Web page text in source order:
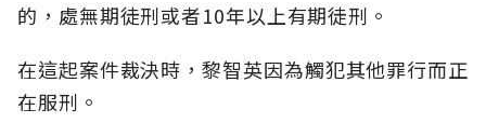
的，處無期徒刑或者10年以上有期徒刑。
在這起案件裁決時，黎智英因為觸犯其他罪行而正
在服刑。